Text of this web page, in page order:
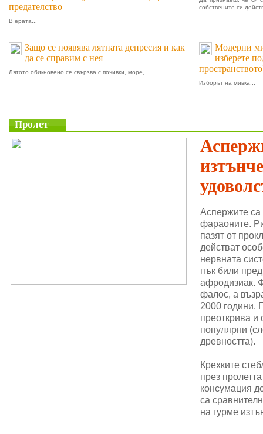
предателство
В ерата...
собствените си
Защо се появява лятната депресия и как
да се справим с нея
Лятото обикновено се свързва с почивки, море,...
Модерни
изберете
Изборът на мивка...
Пролет
Аспержите
фараоните.
пазят от
действат
нервната
пък били
афродизиак.
фалос, а
2000 години.
преоткрива и
популярни
древността).
Крехките
през
консумация
са
на гурме